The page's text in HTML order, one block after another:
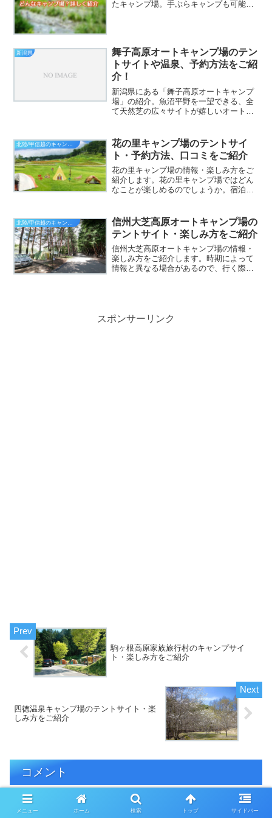
たキャンプ場。手ぶらキャンプも可能！
新潟県
舞子高原オートキャンプ場のテン
トサイトや温泉、予約方法をご紹
介！
新潟県にある「舞子高原オートキャンプ
場」の紹介。魚沼平野を一望できる、全
て天然芝の広々サイトが嬉しいオートキ
ガーデン等もご利用頂けるのでとても便
利！楽しみ方や、舞子高原...
花の里キャンプ場のテントサイ
ト・予約方法、口コミをご紹介
花の里キャンプ場の情報・楽しみ方をご
紹介します。花の里キャンプ場ではどん
なことが楽しめるのでしょうか。宿泊タ
ので、参考にしてください。時期によっ
て情報と異なる場合があ...
信州大芝高原オートキャンプ場の
テントサイト・楽しみ方をご紹介
信州大芝高原オートキャンプ場の情報・
楽しみ方をご紹介します。時期によって
情報と異なる場合があるので、行く際は
スポンサーリンク
駒ヶ根高原家族旅行村のキャンプサイ
ト・楽しみ方をご紹介
四徳温泉キャンプ場のテントサイト・楽
しみ方をご紹介
コメント
メニュー ホーム 検索 トップ サイドバー